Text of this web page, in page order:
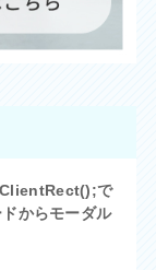
で
からモーダル